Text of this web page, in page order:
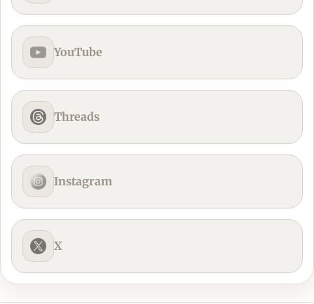
YouTube
Threads
Instagram
X